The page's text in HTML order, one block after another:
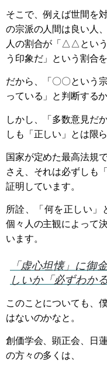
そこで、例えば世間を
の宗派の人間は良い人
人の割合が「△△とい
う印象だ」という割合
だから、「〇〇という
っている」と判断する
しかし、「多数意見だ
しも「正しい」とは限
国家が定めた最高法規
さえ、それは必ずしも
証明しています。
所詮、「何を正しい」
個々人の主観によって
います。
「虚心坦懐」に御
しいか「必ずわか
このことについても、
はないのかなと。
創価学会、顕正会、日
の方々の多くは、